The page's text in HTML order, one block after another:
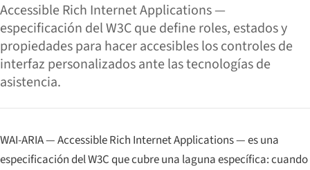
Accessible Rich Internet Applications —
especificación del W3C que define roles, estados y
propiedades para hacer accesibles los controles de
interfaz personalizados ante las tecnologías de
asistencia.
WAI-ARIA —Accessible Rich Internet Applications— es una
especificación del W3C que cubre una laguna específica: cuando